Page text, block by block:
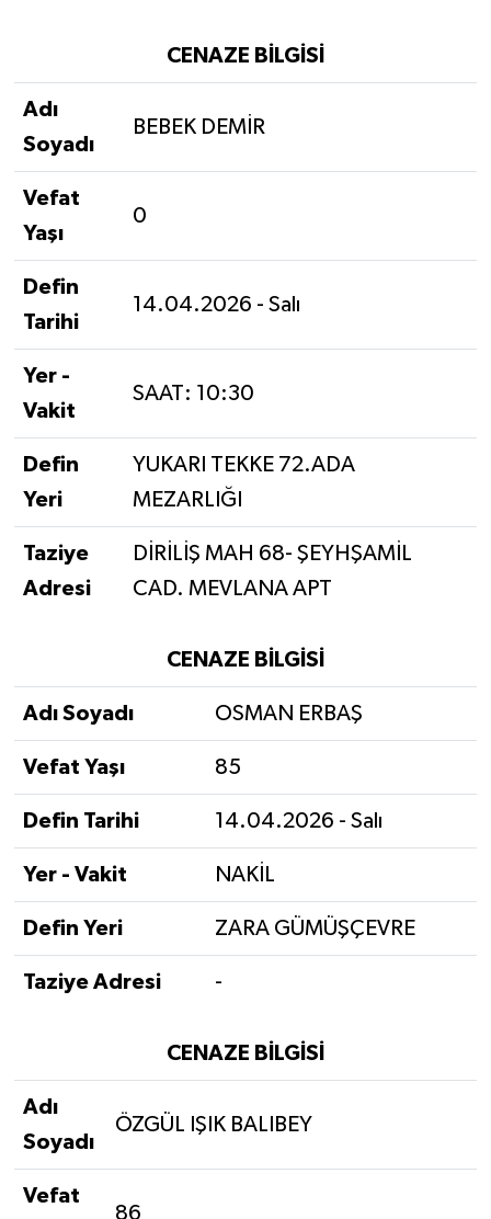
CENAZE BİLGİSİ
Adı
Soyadı
BEBEK DEMİR
Vefat
Yaşı
0
Defin
Tarihi
14.04.2026 - Salı
Yer -
Vakit
SAAT: 10:30
Defin
Yeri
YUKARI TEKKE 72.ADA
MEZARLIĞI
Taziye
Adresi
DİRİLİŞ MAH 68- ŞEYHŞAMİL
CAD. MEVLANA APT
CENAZE BİLGİSİ
Adı Soyadı OSMAN ERBAŞ
Vefat Yaşı 85
Defin Tarihi 14.04.2026 - Salı
Yer - Vakit NAKİL
Defin Yeri ZARA GÜMÜŞÇEVRE
Taziye Adresi -
CENAZE BİLGİSİ
Adı
Soyadı
ÖZGÜL IŞIK BALIBEY
Vefat
86